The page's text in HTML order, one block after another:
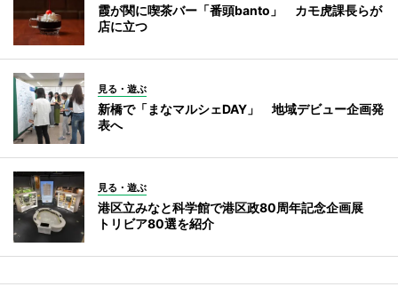
霞が関に喫茶バー「番頭banto」 カモ虎課長らが
店に立つ
見る・遊ぶ
新橋で「まなマルシェDAY」 地域デビュー企画発
表へ
見る・遊ぶ
港区立みなと科学館で港区政80周年記念企画展
トリビア80選を紹介